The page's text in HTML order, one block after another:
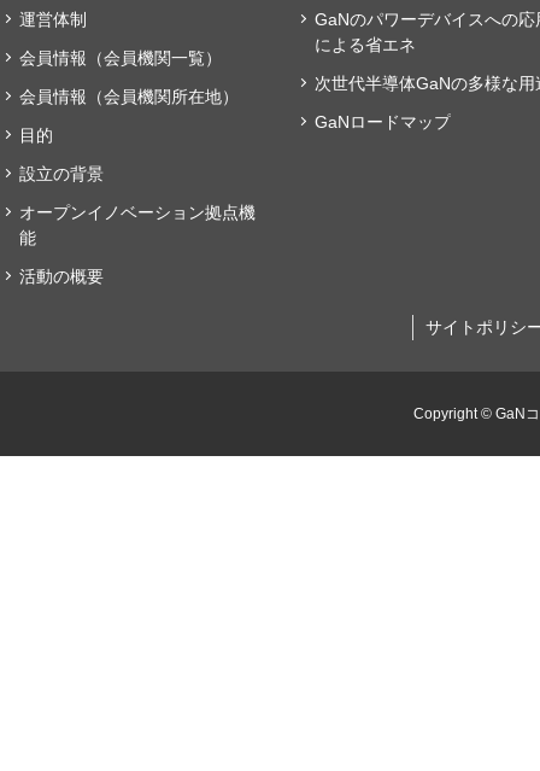
運営体制
会員情報（会員機関一覧）
会員情報（会員機関所在地）
目的
設立の背景
オープンイノベーション拠点機
能
活動の概要
GaNのパワーデバイスへの応
による省エネ
次世代半導体GaNの多様な用
GaNロードマップ
サイトポリシ
Copyright © GaN